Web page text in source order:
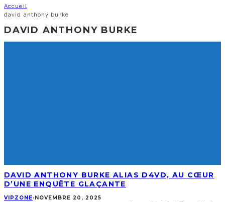
Accueil
david anthony burke
DAVID ANTHONY BURKE
DAVID ANTHONY BURKE ALIAS D4VD, AU CŒUR
D’UNE ENQUÊTE GLAÇANTE
VIPZONE· NOVEMBRE 20, 2025